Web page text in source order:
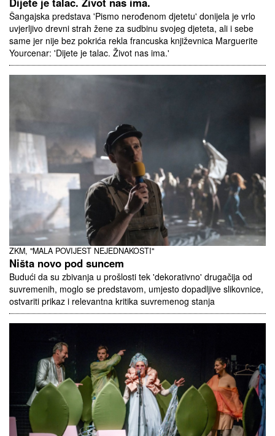
Šangajska predstava 'Pismo nerođenom djetetu' donijela je vrlo
uvjerljivo drevni strah žene za sudbinu svojeg djeteta, ali i sebe
same jer nije bez pokrića rekla francuska književnica Marguerite
Yourcenar: 'Dijete je talac. Život nas ima.'
ZKM, "MALA POVIJEST NEJEDNAKOSTI"
Ništa novo pod suncem
Budući da su zbivanja u prošlosti tek 'dekorativno' drugačija od
suvremenih, moglo se predstavom, umjesto dopadljive slikovnice,
ostvariti prikaz i relevantna kritika suvremenog stanja